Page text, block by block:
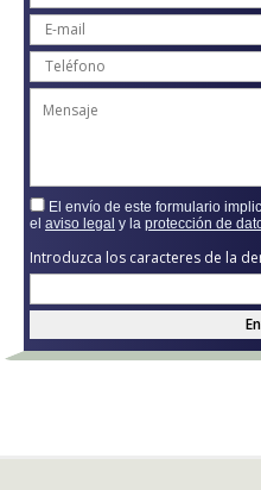
El envío de este formulario
el aviso legal y la protección de
Introduzca los caracteres de la